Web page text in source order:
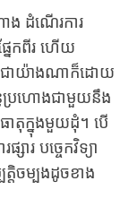
ោង ដំណើរការ
ែកពីរ ហើយ
ះជាយ៉ាងណាក៏ដោយ
ធប្រហោងជាមួយនឹង
ាតុក្នុងមួយដុំ។ បើ
ារ បច្ចេកវិទ្យា
តិចម្បងដូចខាង